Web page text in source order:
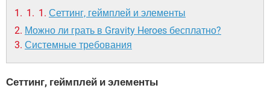
Сеттинг, геймплей и элементы
Можно ли грать в Gravity Heroes бесплатно?
Системные требования
Сеттинг, геймплей и элементы